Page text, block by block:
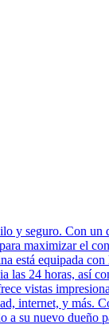
y seguro. Con un
maximizar el
está equipada
las 24 horas, así
vistas
internet, y más.
a su nuevo dueño